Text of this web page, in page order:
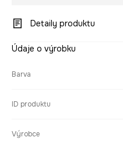
Detaily produktu
Údaje o výrobku
Barva
ID produktu
Výrobce